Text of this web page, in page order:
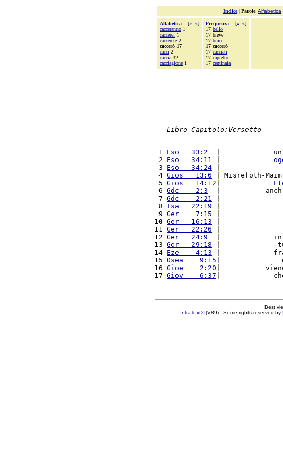
Indice| Parole: Alfabetica
Alfabetica [« »]
cacceranno 1
caccerei 1
caccerete 2
caccerò 17
cacci 2
caccia 32
cacciagione 1
Frequenza [« »]
17 bello
17 breve
17 buio
17 caccerò
17 cacciati
17 capretto
17 centinaia
Libro Capitolo:Versetto
1 Eso   33:2
  |             un
2 Eso   34:11
3 Eso   34:24 |
4 Gios   13:6 | Misrefoth-
5 Gios   14:12
6 Gdc    2:3
|
7 Gdc    2:21 |
8 Isa   22:19 |
9 Ger    7:15 |
10 Ger   16:13 |
11 Ger   22:26 |
12 Ger   24:9
|
13 Ger   29:18 |
14 Eze    4:13 |
15 Osea    9:15 |
16 Gioe    2:20 |
17 Giov    6:37 |             che
Best
IntraText®(V89) - Some rights reserved by